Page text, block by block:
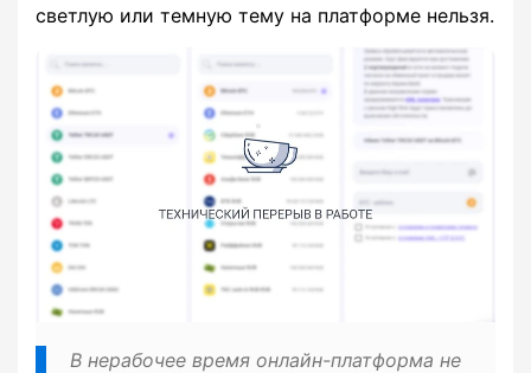
светлую или темную тему на платформе нельзя.
В нерабочее время онлайн-платформа не